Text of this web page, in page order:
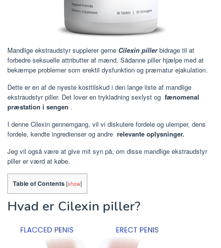
Mandlige ekstraudstyr supplerer gerne Cilexin pillerbidrage til at
forbedre seksuelle attributter af mænd. Sådanne piller hjælpe med at
bekæmpe problemer som erektil dysfunktion og præmatur ejakulation.
Dette er en af de nyeste kosttilskud i den lange liste af mandlige
ekstraudstyr piller. Det lover en trykladning sexlyst og fænomenal
præstation i sengen .
I denne Cilexin gennemgang, vil vi diskutere fordele og ulemper, dens
fordele, kendte ingredienser og andre relevante oplysninger.
Jeg vil også være at give mit syn på, om disse mandlige ekstraudstyr
piller er værd at købe.
Table of Contents[show]
Hvad er Cilexin piller?